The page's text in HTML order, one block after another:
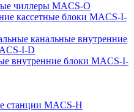
чиллеры MACS-O
кассетные блоки MACS-I-
канальные внутренние
I-D
внутренние блоки MACS-I-
станции MACS-H